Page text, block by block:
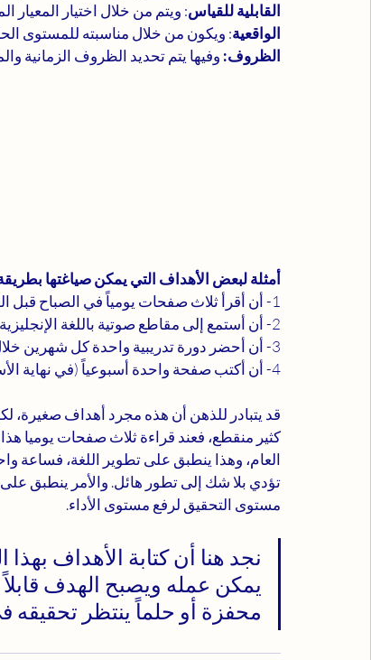
القابلية للقياس: ويتم من خلال اختيار
الواقعية: ويكون من خلال مناسبته للمستوى
الظروف: وفيها يتم تحديد الظروف الزمانية
أمثلة لبعض الأهداف التي يمكن صياغتها
1- أن أقرأ ثلاث صفحات يومياً في الصباح قبل الذهاب إلى الدوام.
2- أن أستمع إلى مقاطع صوتية باللغة الإنجليزية لمدة ساعة خلال مشوار الذهاب إلى الدوام.
3- أن أحضر دورة تدريبية واحدة كل شهرين خلال إجازة نهاية الأسبوع.
4- أن أكتب صفحة واحدة أسبوعياً (في نهاية الأسبوع) لتلخيص ما تعلمته خلال الأسبوع.
قد يتبادر للذهن أن هذه مجرد أهداف صغيرة،
العام، وهذا ينطبق على تطوير اللغة، فساعة
تؤدي بلا شك إلى تطور هائل. والأمر ينطبق
مستوى التحقيق لرفع مستوى الأداء.
نجد هنا أن كتابة الأهداف
يمكن عمله ويصبح الهدف
محفزة أو حلماً ينتظر تحقيقه